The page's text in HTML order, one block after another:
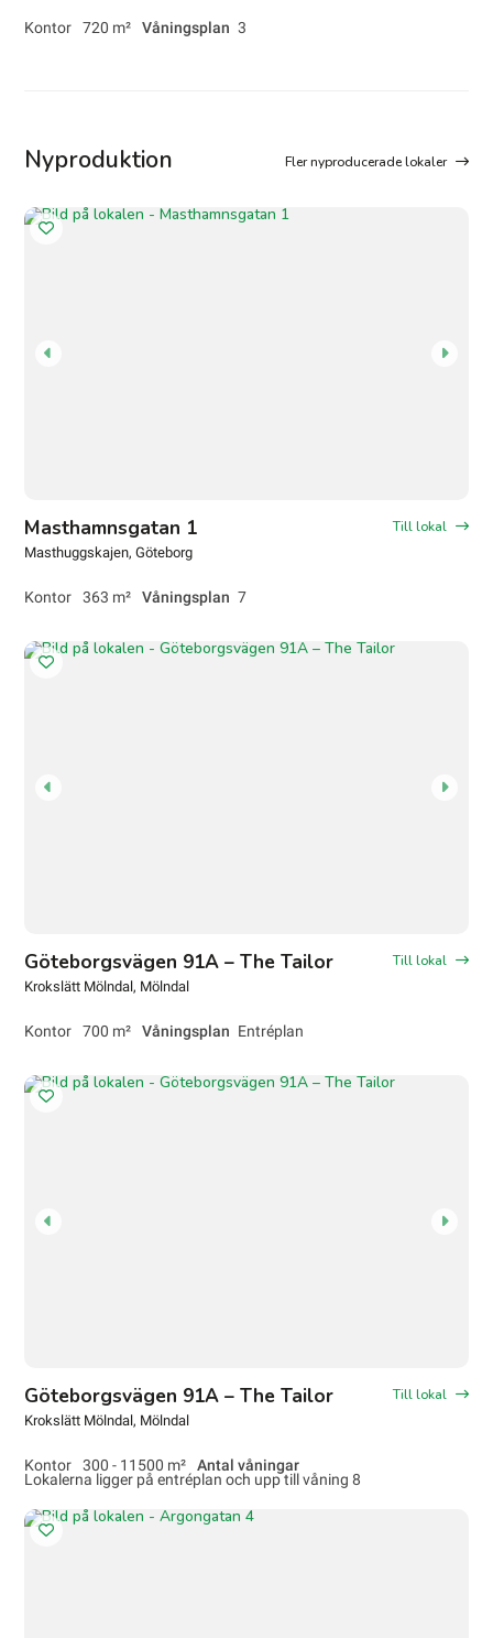
Kontor 720 m² Våningsplan 3
Nyproduktion Fler nyproducerade lokaler
Masthamnsgatan 1 Till lokal
Masthuggskajen, Göteborg
Kontor 363 m² Våningsplan 7
Göteborgsvägen 91A – The Tailor Till lokal
Krokslätt Mölndal, Mölndal
Kontor 700 m² Våningsplan Entréplan
Göteborgsvägen 91A – The Tailor Till lokal
Krokslätt Mölndal, Mölndal
Kontor 300 - 11500 m²
Antal våningar
Lokalerna ligger på entréplan och upp till våning 8